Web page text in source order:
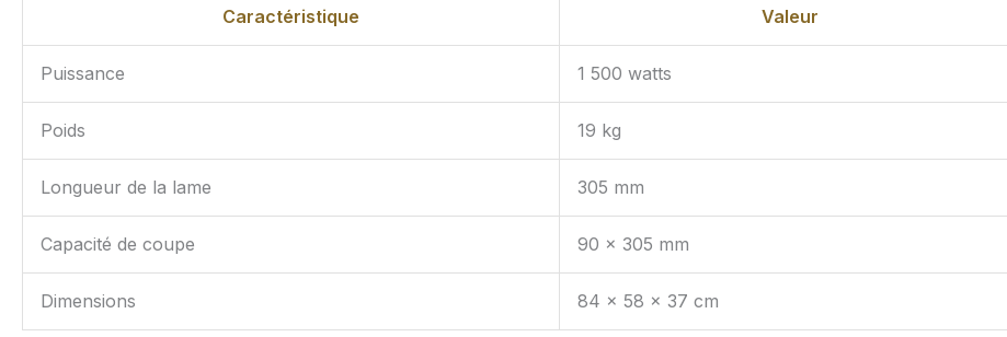
Caractéristique Valeur
Puissance 1 500 watts
Poids 19 kg
Longueur de la lame 305 mm
Capacité de coupe 90 x 305 mm
Dimensions 84 x 58 x 37 cm